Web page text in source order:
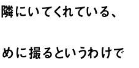
にいてくれている、
に撮るというわけで